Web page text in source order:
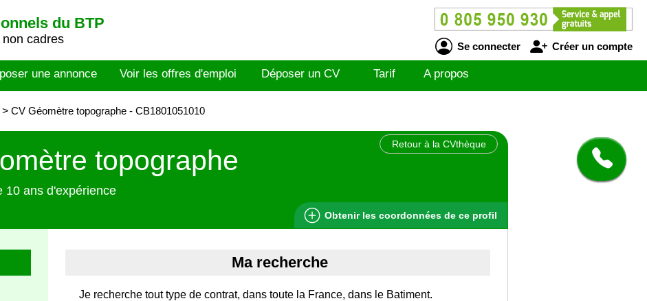
du BTP
cadres
Se connecter Créer un compte
une annonce Voir les offres d'emploi Déposer un CV Tarif A propos
> CV Géomètre topographe - CB1801051010
Retour à la CVthèque
topographe
10 ans d'expérience
Obtenir les coordonnées de ce profil
Ma recherche
Je recherche tout type de contrat, dans toute la France, dans le Batiment.